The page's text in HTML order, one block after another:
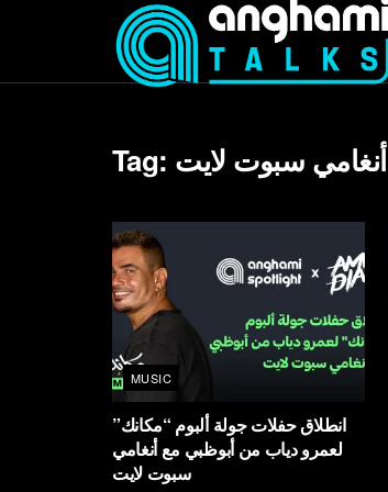
Tag: أنغامي سبوت لايت
MUSIC
انطلاق حفلات جولة ألبوم “مكانك”
لعمرو دياب من أبوظبي مع أنغامي
سبوت لايت